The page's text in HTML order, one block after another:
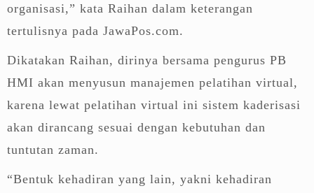
organisasi,” kata Raihan dalam keterangan
tertulisnya pada JawaPos.com.
Dikatakan Raihan, dirinya bersama pengurus PB
HMI akan menyusun manajemen pelatihan virtual,
karena lewat pelatihan virtual ini sistem kaderisasi
akan dirancang sesuai dengan kebutuhan dan
tuntutan zaman.
“Bentuk kehadiran yang lain, yakni kehadiran